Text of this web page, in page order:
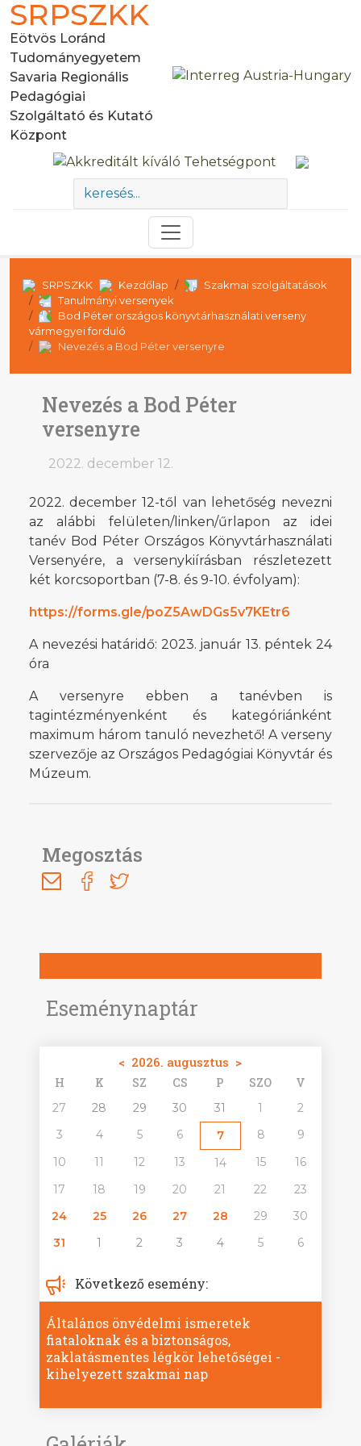
SRPSZKK
Eötvös Loránd
Tudományegyetem
Savaria Regionális
Pedagógiai
Szolgáltató és Kutató
Központ
SRPSZKK Kezdőlap
Szakmai szolgáltatások
Tanulmányi versenyek
Bod Péter országos könyvtárhasználati verseny
vármegyei forduló
Nevezés a Bod Péter versenyre
Eseménynaptár
< 2026. augusztus >
H K SZ CS P SZO V
27 28 29 30 31 1
2
3
4 5 6 7 8
9
10
11 12 13 14 15
16
17
18 19 20 21 22
23
24
25 26 27 28 29
30
31
1 2 3 4 5 6
Következő esemény:
Általános önvédelmi ismeretek
fiataloknak és a biztonságos,
zaklatásmentes légkör lehetőségei -
kihelyezett szakmai nap
Nevezés a Bod Péter
versenyre
2022. december 12.
2022. december 12-től van lehetőség nevezni
az alábbi felületen/linken/űrlapon az idei
tanév Bod Péter Országos Könyvtárhasználati
Versenyére, a versenykiírásban részletezett
két korcsoportban (7-8. és 9-10. évfolyam):
https://forms.gle/poZ5AwDGs5v7KEtr6
A nevezési határidő: 2023. január 13. péntek 24
óra
A versenyre ebben a tanévben is
tagintézményenként és kategóriánként
maximum három tanuló nevezhető! A verseny
szervezője az Országos Pedagógiai Könyvtár és
Múzeum.
Megosztás